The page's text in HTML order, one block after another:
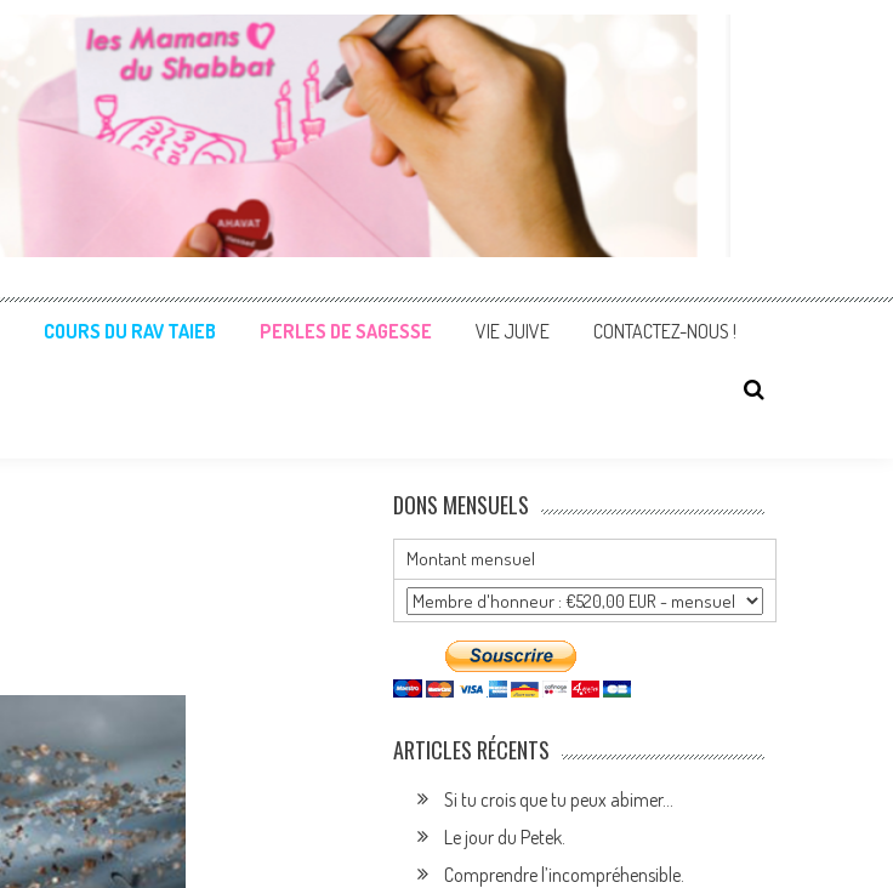
COURS DU RAV TAIEB PERLES DE SAGESSE VIE JUIVE CONTACTEZ-NOUS !
DONS MENSUELS
Montant mensuel
ARTICLES RÉCENTS
Si tu crois que tu peux abimer…
Le jour du Petek.
Comprendre l’incompréhensible.